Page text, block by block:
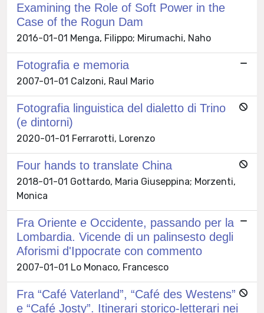
Examining the Role of Soft Power in the
Case of the Rogun Dam
2016-01-01 Menga, Filippo; Mirumachi, Naho
Fotografia e memoria
2007-01-01 Calzoni, Raul Mario
Fotografia linguistica del dialetto di Trino
(e dintorni)
2020-01-01 Ferrarotti, Lorenzo
Four hands to translate China
2018-01-01 Gottardo, Maria Giuseppina; Morzenti,
Monica
Fra Oriente e Occidente, passando per la
Lombardia. Vicende di un palinsesto degli
Aforismi d'Ippocrate con commento
2007-01-01 Lo Monaco, Francesco
Fra “Café Vaterland”, “Café des Westens”
e “Café Josty”. Itinerari storico-letterari nei